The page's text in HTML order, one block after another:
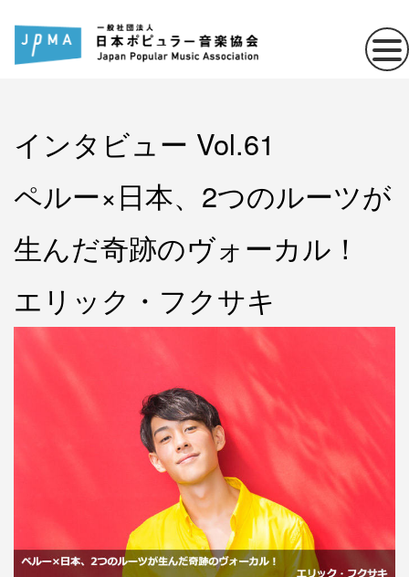
インタビュー Vol.61
ペルー×日本、2つのルーツが
生んだ奇跡のヴォーカル！
エリック・フクサキ